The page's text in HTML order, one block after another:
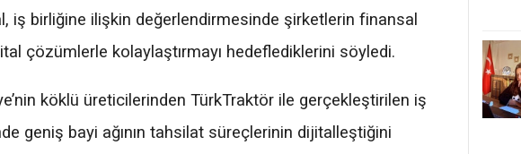
iş birliğine ilişkin değerlendirmesinde şirketlerin finansal
çözümlerle kolaylaştırmayı hedeflediklerini söyledi.
köklü üreticilerinden TürkTraktör ile gerçekleştirilen iş
geniş bayi ağının tahsilat süreçlerinin dijitalleştiğini